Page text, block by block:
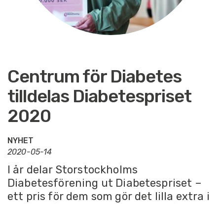
C
H
Å
E
A
N
B
L
I
Centrum för Diabetes
tilldelas Diabetespriset
2020
NYHET
2020-05-14
I år delar Storstockholms
Diabetesförening ut Diabetespriset –
ett pris för dem som gör det lilla extra i